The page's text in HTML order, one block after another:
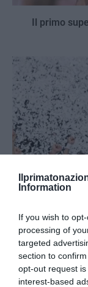
Information
If you wish to
processing of
targeted
section to
opt-out request
interest-based
Il primo
Berlino